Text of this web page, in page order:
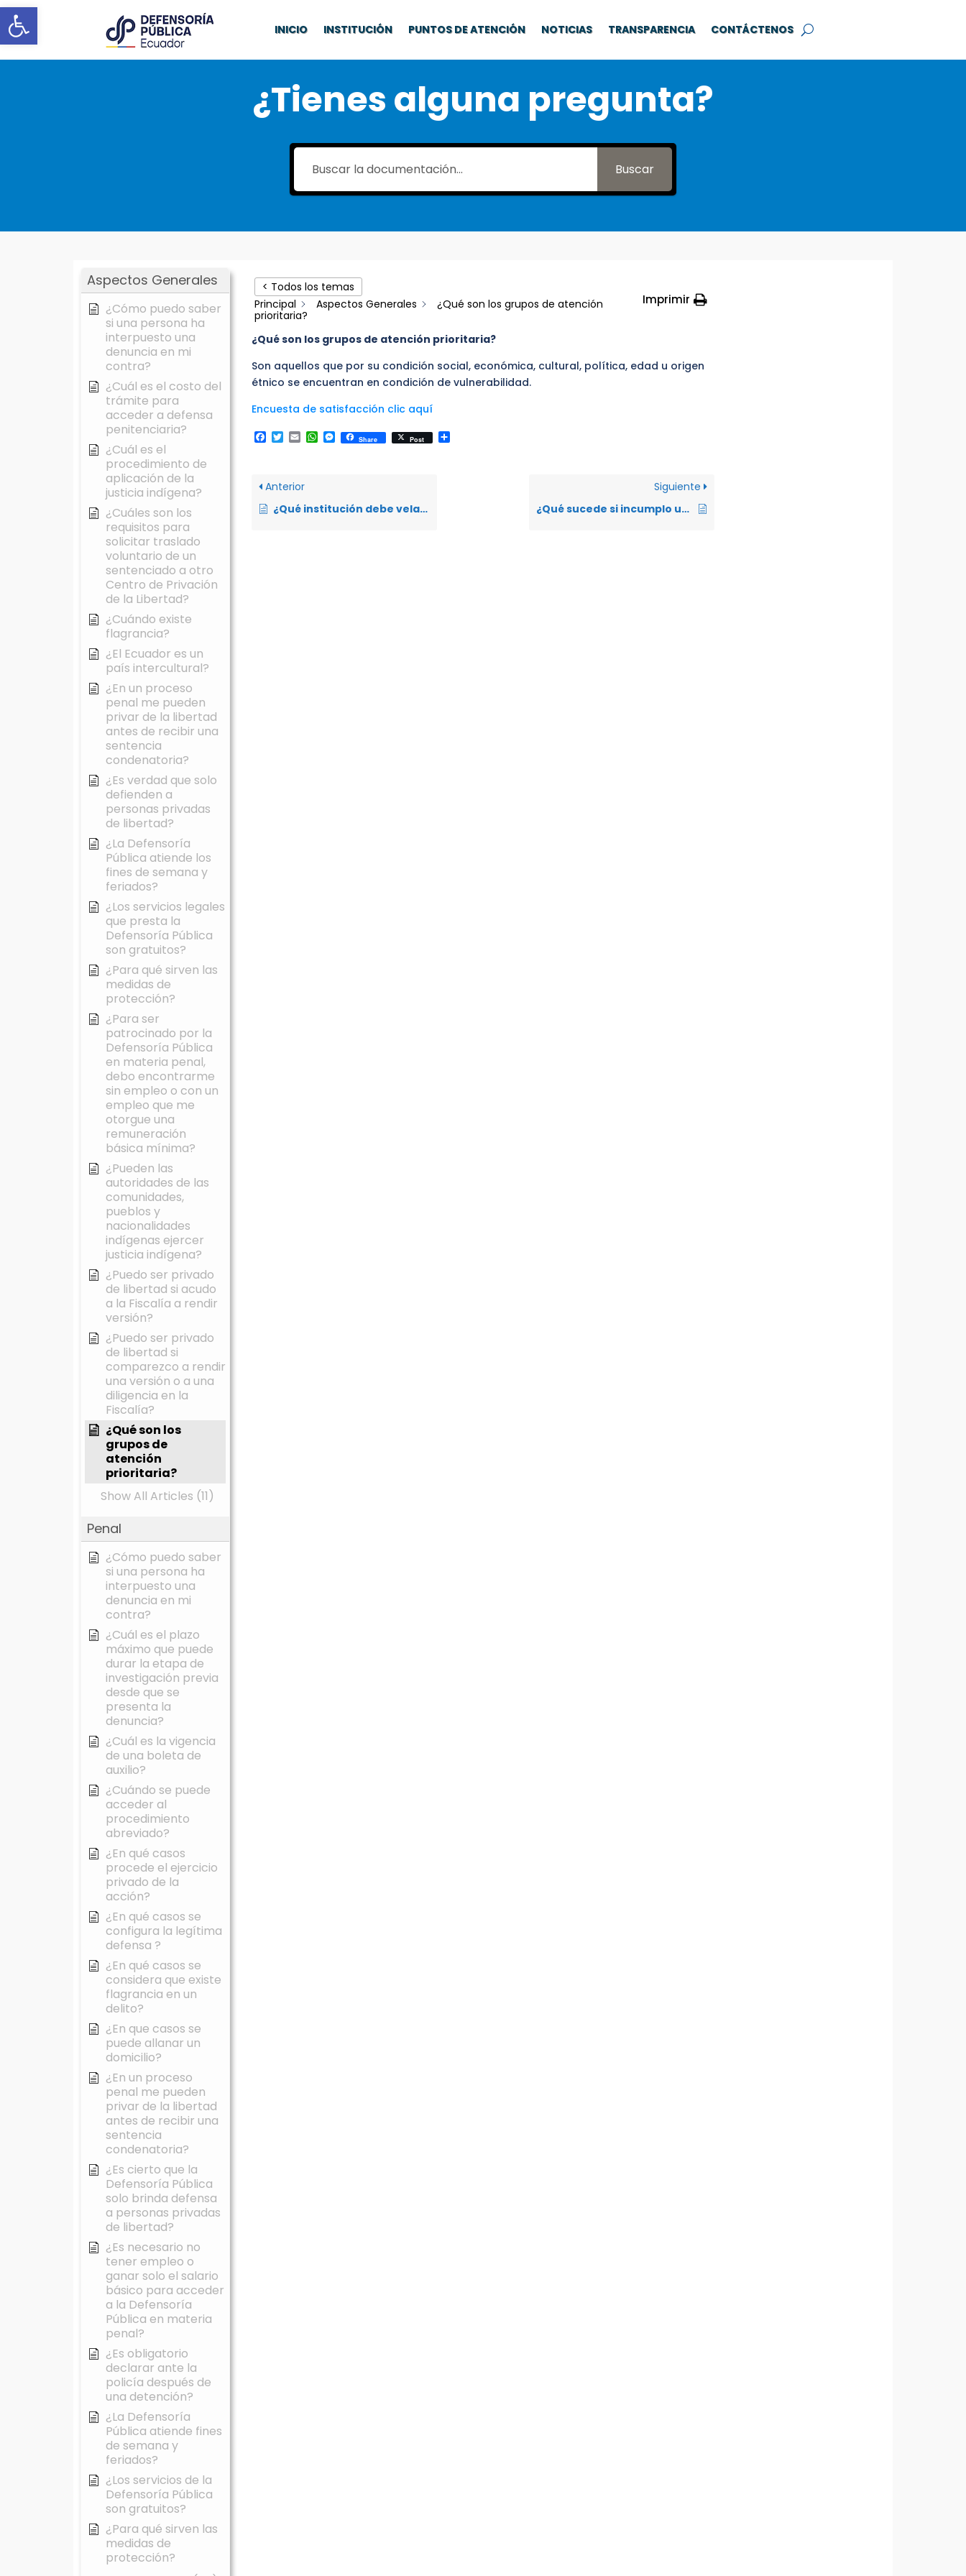
Abrir barra de herramientas INICIO INSTITUCIÓN PUNTOS DE ATENCIÓN NOTICIAS TRANSPARENCIA CONTÁCTENOS
¿Tienes alguna pregunta?
Buscar
Aspectos Generales
¿Cómo puedo saber
si una persona ha
interpuesto una
denuncia en mi
contra?
¿Cuál es el costo del
trámite para
acceder a defensa
penitenciaria?
¿Cuál es el
procedimiento de
aplicación de la
justicia indígena?
¿Cuáles son los
requisitos para
solicitar traslado
voluntario de un
sentenciado a otro
Centro de Privación
de la Libertad?
¿Cuándo existe
flagrancia?
¿El Ecuador es un
país intercultural?
¿En un proceso
penal me pueden
privar de la libertad
antes de recibir una
sentencia
condenatoria?
¿Es verdad que solo
defienden a
personas privadas
de libertad?
¿La Defensoría
Pública atiende los
fines de semana y
feriados?
¿Los servicios legales
que presta la
Defensoría Pública
son gratuitos?
¿Para qué sirven las
medidas de
protección?
¿Para ser
patrocinado por la
Defensoría Pública
en materia penal,
debo encontrarme
sin empleo o con un
empleo que me
otorgue una
remuneración
básica mínima?
¿Pueden las
autoridades de las
comunidades,
pueblos y
nacionalidades
indígenas ejercer
justicia indígena?
¿Puedo ser privado
de libertad si acudo
a la Fiscalía a rendir
versión?
¿Puedo ser privado
de libertad si
comparezco a rendir
una versión o a una
diligencia en la
Fiscalía?
¿Qué son los
grupos de
atención
prioritaria?
Show All Articles (11)
Penal
¿Cómo puedo saber
si una persona ha
interpuesto una
denuncia en mi
contra?
¿Cuál es el plazo
máximo que puede
durar la etapa de
investigación previa
desde que se
presenta la
denuncia?
¿Cuál es la vigencia
de una boleta de
auxilio?
¿Cuándo se puede
acceder al
procedimiento
abreviado?
¿En qué casos
procede el ejercicio
privado de la
acción?
¿En qué casos se
configura la legítima
defensa ?
¿En qué casos se
considera que existe
flagrancia en un
delito?
¿En que casos se
puede allanar un
domicilio?
¿En un proceso
penal me pueden
privar de la libertad
antes de recibir una
sentencia
condenatoria?
¿Es cierto que la
Defensoría Pública
solo brinda defensa
a personas privadas
de libertad?
¿Es necesario no
tener empleo o
ganar solo el salario
básico para acceder
a la Defensoría
Pública en materia
penal?
¿Es obligatorio
declarar ante la
policía después de
una detención?
¿La Defensoría
Pública atiende fines
de semana y
feriados?
¿Los servicios de la
Defensoría Pública
son gratuitos?
¿Para qué sirven las
medidas de
protección?
< Todos los temas
Principal
Aspectos Generales
¿Qué son los grupos de atención
prioritaria?
Imprimir
¿Qué son los grupos de atención prioritaria?
Son aquellos que por su condición social, económica, cultural, política, edad u origen
étnico se encuentran en condición de vulnerabilidad.
Encuesta de satisfacción clic aquí
Facebook
Twitter
EmailWhatsApp
Messenger
Share Post
Anterior
¿Qué institución debe velar por la salud de los sentenciados dentro de los Centro de Privación de la Libertad?
Siguiente
¿Qué sucede si incumplo una decisión u orden legítima de autoridad competente?